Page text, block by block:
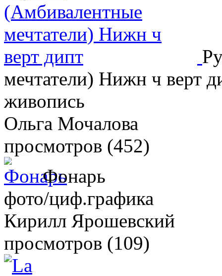
мечтатели) Нижн ч верт
живопись
Ольга Мочалова
просмотров (452)
Фонарь
фото/циф.графика
Кирилл Ярошевский
просмотров (109)